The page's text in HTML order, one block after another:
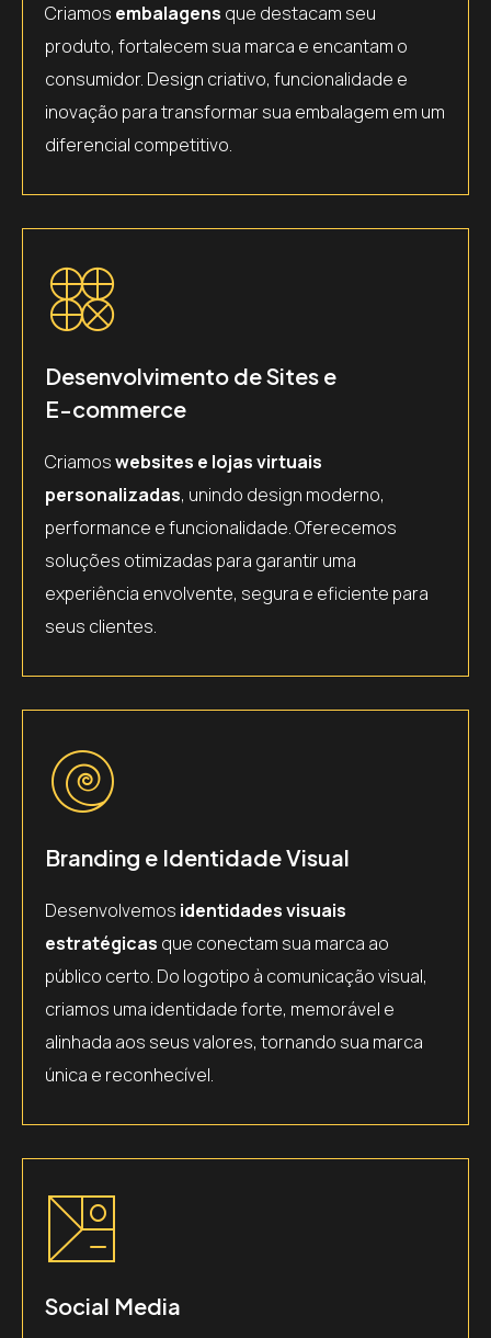
Criamos embalagens que destacam seu
produto, fortalecem sua marca e encantam o
consumidor. Design criativo, funcionalidade e
inovação para transformar sua embalagem em um
diferencial competitivo.
Desenvolvimento de Sites e
E-commerce
Criamoswebsites e lojas virtuais
personalizadas, unindo design moderno,
performance e funcionalidade. Oferecemos
soluções otimizadas para garantir uma
experiência envolvente, segura e eficiente para
seus clientes.
Branding e Identidade Visual
Desenvolvemos identidades visuais
estratégicas que conectam sua marca ao
público certo. Do logotipo à comunicação visual,
criamos uma identidade forte, memorável e
alinhada aos seus valores, tornando sua marca
única e reconhecível.
Social Media